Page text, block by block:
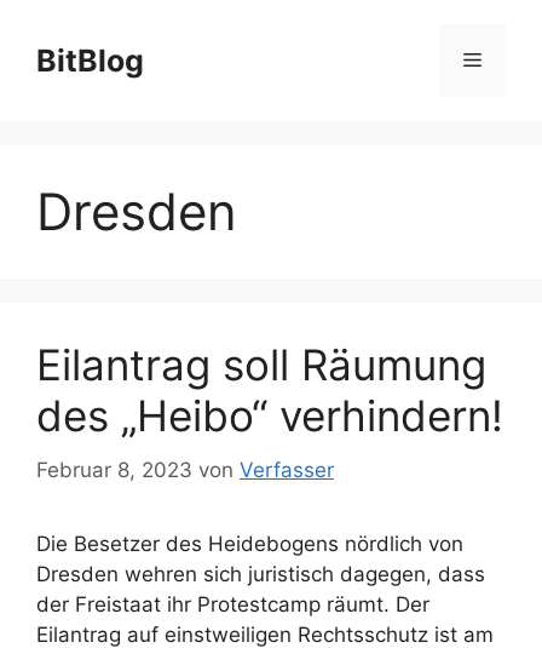
Inhalt
springen
BitBlog Menü
Dresden
Eilantrag soll Räumung
des „Heibo“ verhindern!
Februar 8, 2023 von Verfasser
Die Besetzer des Heidebogens nördlich von
Dresden wehren sich juristisch dagegen, dass
der Freistaat ihr Protestcamp räumt. Der
Eilantrag auf einstweiligen Rechtsschutz ist am